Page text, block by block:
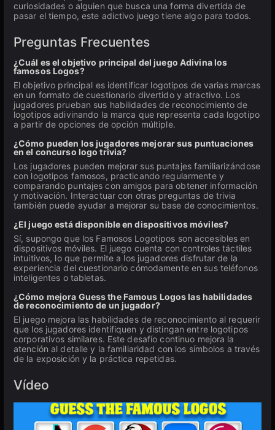
curiosidades o alguien que busca una forma divertida de
pasar el tiempo, este adictivo juego tiene algo para todos.
Preguntas Frecuentes
¿Cuál es el objetivo principal del juego Adivina los
famosos Logos?
El objetivo principal es identificar logotipos de varias marcas
en un formato de cuestionario divertido y atractivo. Los
jugadores prueban sus habilidades de reconocimiento de
logotipos adivinando la marca que representa cada logotipo
a partir de opciones de opción múltiple.
¿Cómo pueden los jugadores mejorar sus puntuaciones
en el concurso logo trivia?
Los jugadores pueden mejorar sus puntajes familiarizándose
con logotipos famosos, practicando regularmente y
comparando puntajes con amigos para obtener información
y motivación. Interactuar con otras preguntas de trivia
también puede ayudar a mejorar su base de conocimientos.
¿El juego está disponible en dispositivos móviles?
Sí, supongo que los Famosos Logotipos son accesibles en
dispositivos móviles. El juego cuenta con controles táctiles
intuitivos, lo que permite a los jugadores disfrutar de la
experiencia del cuestionario cómodamente en sus teléfonos
inteligentes o tabletas.
¿Cómo mejora Guess the Famous Logos las habilidades
de reconocimiento de un jugador?
El juego mejora las habilidades de reconocimiento al requerir
que los jugadores identifiquen y distingan entre logotipos
corporativos similares. Este desafío continuo mejora la
atención al detalle y la familiaridad con los símbolos a través
de la exposición y la práctica repetidas.
Vídeo